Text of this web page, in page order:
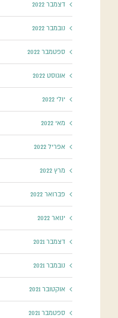
דצמבר 2022
נובמבר 2022
ספטמבר 2022
אוגוסט 2022
יולי 2022
מאי 2022
אפריל 2022
מרץ 2022
פברואר 2022
ינואר 2022
דצמבר 2021
נובמבר 2021
אוקטובר 2021
ספטמבר 2021